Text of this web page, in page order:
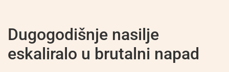
Dugogodišnje nasilje
eskaliralo u brutalni napad